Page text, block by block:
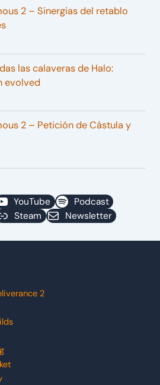
2 – Sinergias del retablo
las calaveras de Halo:
evolved
2 – Petición de Cástula y
YouTube
Podcast
Steam Newsletter
2